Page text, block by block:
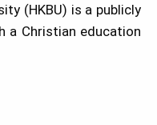
(HKBU) is a publicly
Christian education